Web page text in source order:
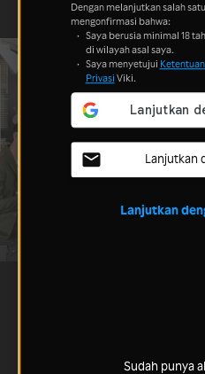
Dengan melanjutkan salah
mengonfirmasi bahwa:
Saya berusia minimal 18
di wilayah asal saya.
Saya menyetujui
Privasi Viki.
Lanjutkan
Lanjutkan
Sudah punya